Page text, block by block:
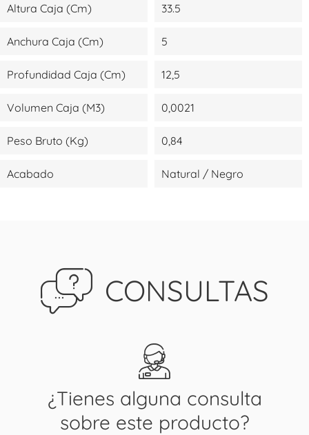
Altura Caja (cm) 33.5
Anchura Caja (cm) 5
Profundidad Caja (cm) 12,5
Volumen Caja (m3) 0,0021
Peso Bruto (kg) 0,84
Acabado Natural / Negro
CONSULTAS
¿Tienes alguna consulta
sobre este producto?